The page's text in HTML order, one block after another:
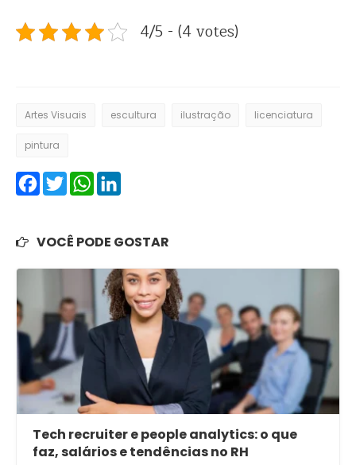
4/5 - (4 votes)
Artes Visuais escultura ilustração licenciatura
pintura
FacebookTwitterWhatsApp
VOCÊ PODE GOSTAR
Tech recruiter e people analytics: o que
faz, salários e tendências no RH